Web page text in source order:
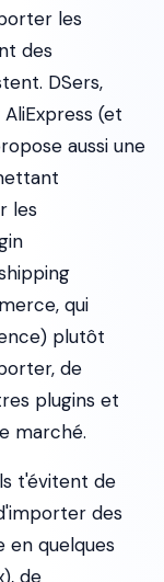
les
des
DSers,
(et
aussi une
les
qui
plutôt
de
plugins et
marché.
t'évitent de
des
en quelques
de